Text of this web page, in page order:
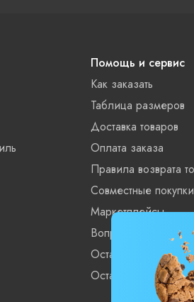
Помощь и сервис
Как заказать
Таблица размеров
Доставка товаров
Оплата заказа
Правила возврата
Совместные покупки
Маркетплейсы
Вопросы и ответы
Остатки xls
Остатки XML